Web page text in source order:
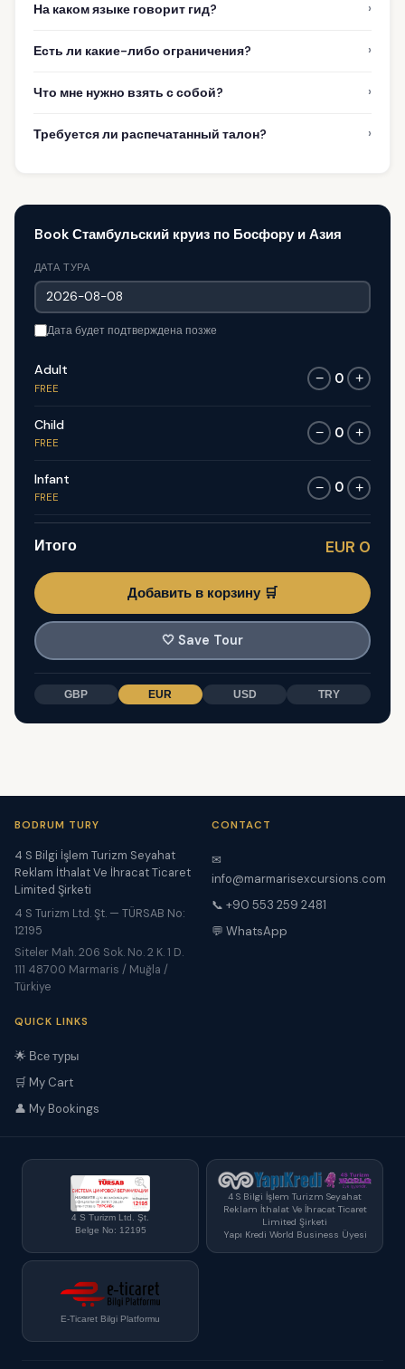
На каком языке говорит гид? ›
Есть ли какие-либо ограничения? ›
Что мне нужно взять с собой? ›
Требуется ли распечатанный талон? ›
Book Стамбульский круиз по Босфору и Азия
ДАТА ТУРА
Дата будет подтверждена позже
Adult
FREE
− 0 +
Child
FREE
− 0 +
Infant
FREE
− 0 +
Итого EUR 0
Добавить в корзину 🛒
🤍 Save Tour
GBP EUR USD TRY
BODRUM TURY
4 S Bilgi İşlem Turizm Seyahat
Reklam İthalat Ve İhracat Ticaret
Limited Şirketi
4 S Turizm Ltd. Şt. — TÜRSAB No:
12195
Siteler Mah. 206 Sok. No. 2 K. 1 D.
111 48700 Marmaris / Muğla /
Türkiye
CONTACT
✉
info@marmarisexcursions.com
📞 +90 553 259 2481
💬 WhatsApp
QUICK LINKS
🌟 Все туры
🛒 My Cart
👤 My Bookings
4 S Turizm Ltd. Şt.
Belge No: 12195
4 S Bilgi İşlem Turizm Seyahat
Reklam İthalat Ve İhracat Ticaret
Limited Şirketi
Yapı Kredi World Business Üyesi
E-Ticaret Bilgi Platformu